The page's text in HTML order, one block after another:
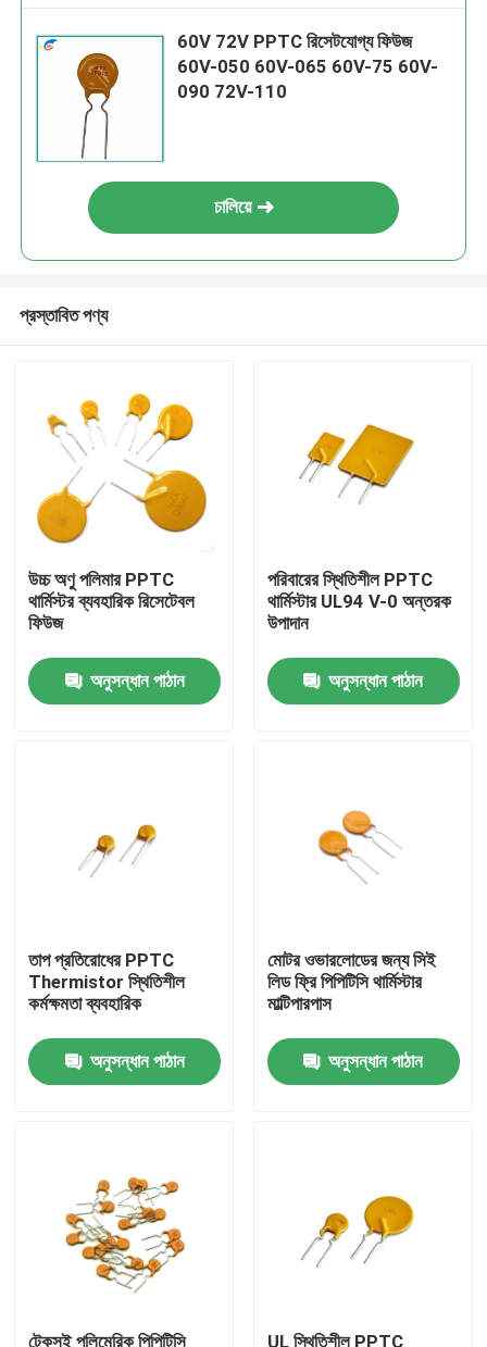
কারখানা পরিদর্শন
গুণমান নিয়ন্ত্রণ
পিটিসি থার্মিস্টর
60V 72V PPTC রিসেটযোগ্য ফিউজ
60V-050 60V-065 60V-75 60V-
090 72V-110
চালিয়ে
প্রস্তাবিত পণ্য
উচ্চ অণু পলিমার PPTC
থার্মিস্টর ব্যবহারিক রিসেটেবল
ফিউজ
অনুসন্ধান পাঠান
পরিবারের স্থিতিশীল PPTC
থার্মিস্টার UL94 V-0 অন্তরক
উপাদান
অনুসন্ধান পাঠান
তাপ প্রতিরোধের PPTC
Thermistor স্থিতিশীল
কর্মক্ষমতা ব্যবহারিক
অনুসন্ধান পাঠান
মোটর ওভারলোডের জন্য সিই
লিড ফ্রি পিপিটিসি থার্মিস্টার
মাল্টিপারপাস
অনুসন্ধান পাঠান
টেকসই পলিমেরিক পিপিটিসি UL স্থিতিশীল PPTC